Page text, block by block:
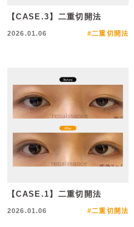
【CASE.3】二重切開法
2026.01.06 #二重切開法
【CASE.1】二重切開法
2026.01.06 #二重切開法